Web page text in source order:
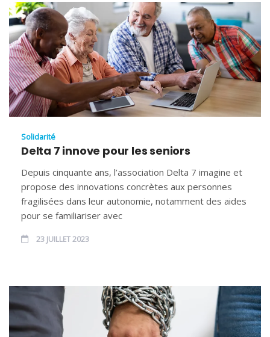
Solidarité
Delta 7 innove pour les seniors
Depuis cinquante ans, l’association Delta 7 imagine et
propose des innovations concrètes aux personnes
fragilisées dans leur autonomie, notamment des aides
pour se familiariser avec
23 JUILLET 2023